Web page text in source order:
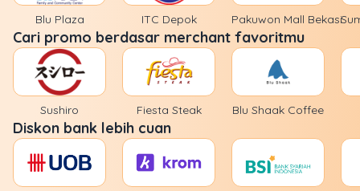
Blu Plaza ITC Depok Pakuwon Mall Bekasi
Cari promo berdasar merchant favoritmu
Sushiro Fiesta Steak Blu Shaak Coffee
Diskon bank lebih cuan